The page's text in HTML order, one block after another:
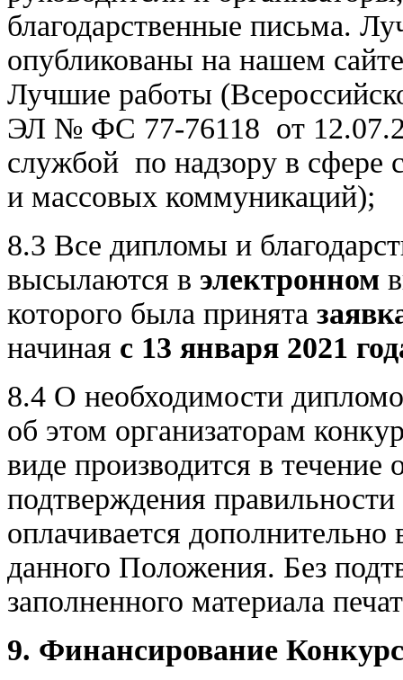
благодарственные письма.
опубликованы на нашем
Лучшие работы
ЭЛ № ФС 77-76118 от
службой по надзору в сфере
и массовых коммуникаций);
8.3 Все дипломы и
высылаются в электронном
которого была принята
начиная с 13 января 2021
8.4 О необходимости
об этом организаторам
виде производится в
подтверждения
оплачивается
данного Положения. Без
заполненного материала
9. Финансирование